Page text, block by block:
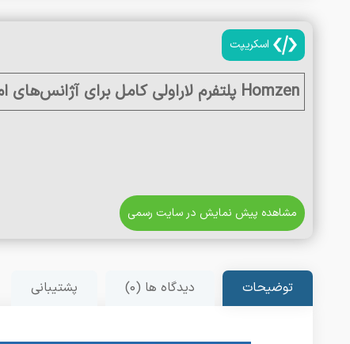
اسکریپت
Homzen پلتفرم لاراولی کامل برای آژانس‌های املاک چندزبانه با پرداخت، آژنت و API
مشاهده پیش نمایش در سایت رسمی
توضیحات دیدگاه ها (0) پشتیبانی